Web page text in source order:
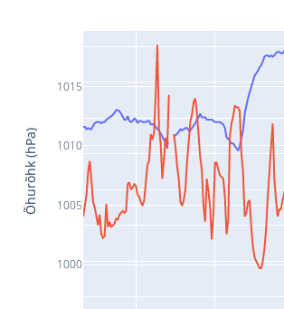
1000
1005
1010
1015
Õhurõhk (hPa)